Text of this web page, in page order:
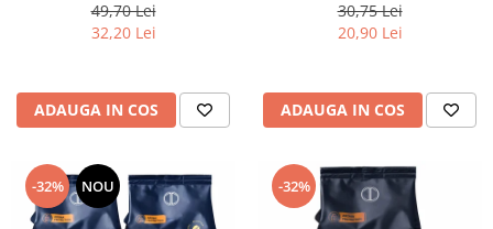
49,70 Lei
32,20 Lei
ADAUGA IN COS
filtre de Ceai
30,75 Lei
20,90 Lei
ADAUGA IN COS
-32% NOU -32%